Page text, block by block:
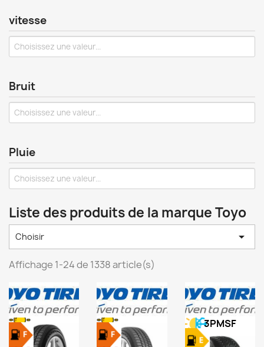
vitesse
Bruit
Pluie
Liste des produits de la marque Toyo
Choisir 
Affichage 1-24 de 1338 article(s)
3PMSF